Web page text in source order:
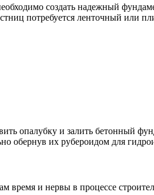
создать надежный
потребуется ленточный или
опалубку и залить бетонный
обернув их рубероидом для
и нервы в процессе